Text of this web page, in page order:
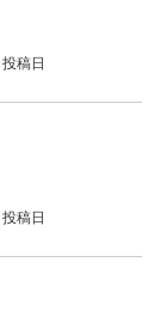
投稿日
投稿日